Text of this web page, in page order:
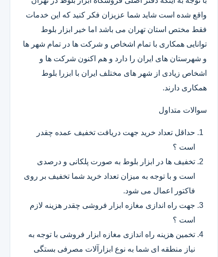
واقع شده است شاید شما عزیزان فکر کنید که این خدمات
فقط مختص استان تهران می باشد اما خیر ابزار بلوط
توانایی همکاری با تمام اشخاص و شرکت ها در تمام شهر ها
و شهرستان های ایران را دارد و هم اکنون شرکت ها و
اشخاص زیادی از شهر های مختلف ایران با ابزرا بلوط
همکاری دارند.
سوالات متداول
حداقل تعداد خرید جهت دریافت تخفیف عمده چقدر
است ؟
تخفیف ها در ابزار بلوط به صورت پلکانی و درصدی
است و با توجه به میزان تعداد خرید شما تخفیف بر روی
فاکتور اعمال می شود.
جهت راه اندازی مغازه ابزار فروشی چقدر هزینه لازم
است ؟
تخمین هزینه راه اندازی مغازه ابزار فروشی با توجه به
نیاز منطقه ای شما به نوع ابزارآلات مصرفی بستگی